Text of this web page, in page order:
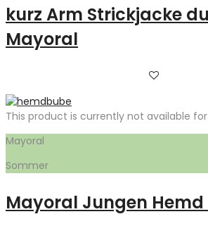
kurz Arm Strickjacke
Mayoral
This product is currently not available
Mayoral
Sommer
Mayoral Jungen Hemd